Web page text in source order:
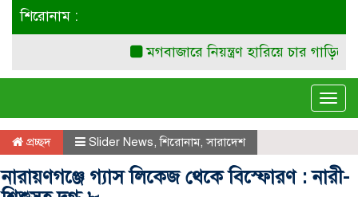
শিরোনাম :
মগবাজারে নিয়ন্ত্রণ হারিয়ে চার গাড়িকে
প্রচ্ছদ Slider News,শিরোনাম,সারাদেশ
নারায়ণগঞ্জে গ্যাস লিকেজ থেকে বিস্ফোরণ : নারী-